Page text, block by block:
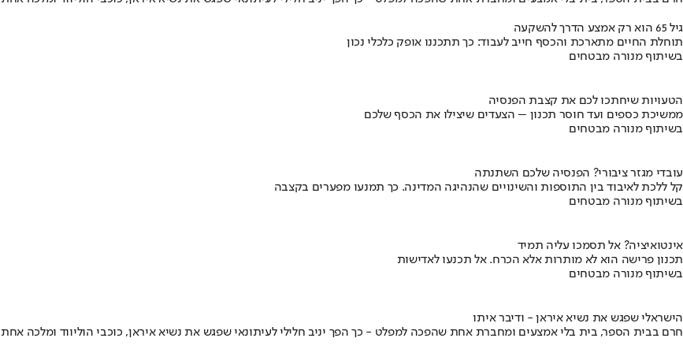
גיל 65 הוא רק אמצע הדרך להשקעה
תוחלת החיים מתארכת והכסף חייב לעבוד: כך תתכננו אופק כלכלי נכון
בשיתוף מנורה מבטחים
הטעויות שיחתכו לכם את קצבת הפנסיה
ממשיכת כספים ועד חוסר תכנון – הצעדים שיצילו את הכסף שלכם
בשיתוף מנורה מבטחים
עובדי מגזר ציבורי? הפנסיה שלכם השתנתה
קל ללכת לאיבוד בין התוספות והשינויים שהנהיגה המדינה. כך תמנעו מפערים בקצבה
בשיתוף מנורה מבטחים
אינטואיציה? אל תסמכו עליה תמיד
תכנון פרישה הוא לא מותרות אלא הכרח. אל תכנעו לאדישות
בשיתוף מנורה מבטחים
הישראלי שפגש את נשיא איראן - ודיבר איתו
חרם בבית הספר, בית בלי אמצעים ומחברת אחת שהפכה למפלט - כך הפך יניב חלילי לעיתונאי שפגש את נשיא איראן, כוכבי הוליווד ומלכה אחת